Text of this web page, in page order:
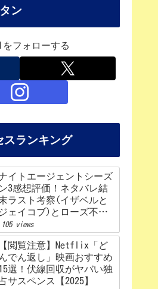
ン
をフォローする
スランキング
イトエージェントシーズ
ン3感想評価！ネタバレ結
ラスト考察(イザベルと
ジェイコブ)とローズ不在
の理由を解説‼
105 views
【閲覧注意】Netflix「ど
んでん返し」映画おすすめ
選！伏線回収がヤバい独
サスペンス【2025】